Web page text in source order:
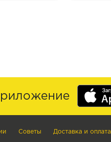
Советы Доставка и оплата